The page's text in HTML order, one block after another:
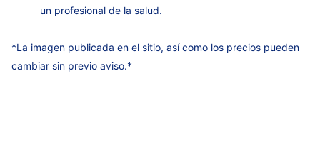
un profesional de la salud.
*La imagen publicada en el sitio, así como los precios pueden
cambiar sin previo aviso.*